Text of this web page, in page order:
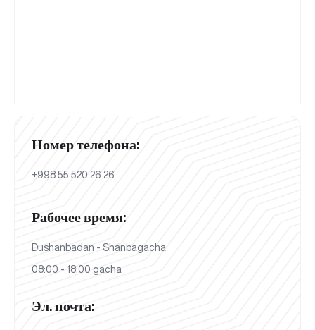
Номер телефона:
+998 55 520 26 26
Рабочее время:
Dushanbadan - Shanbagacha
08:00 - 18:00 gacha
Эл. почта: